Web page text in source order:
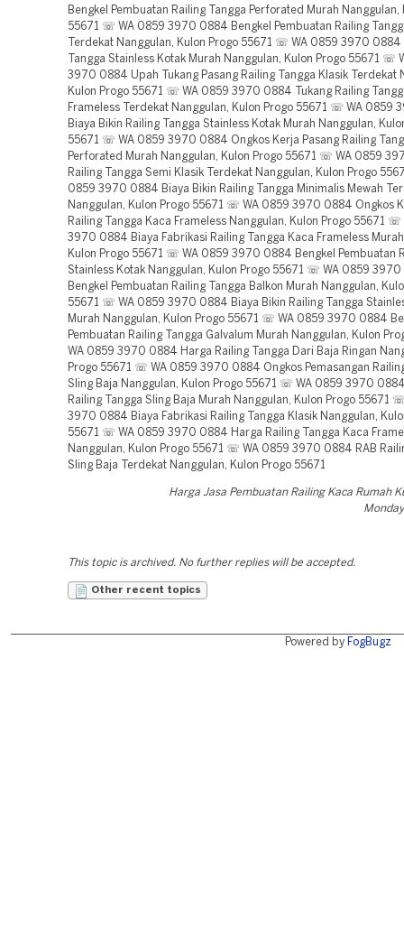
Bengkel Pembuatan Railing Tangga Perforated Murah Nanggulan,
55671 ☏ WA 0859 3970 0884 Bengkel Pembuatan Railing
Terdekat Nanggulan, Kulon Progo 55671 ☏ WA 0859 3970 0884
Tangga Stainless Kotak Murah Nanggulan, Kulon Progo 55671 ☏
3970 0884 Upah Tukang Pasang Railing Tangga Klasik Terdekat
Kulon Progo 55671 ☏ WA 0859 3970 0884 Tukang Railing
Frameless Terdekat Nanggulan, Kulon Progo 55671 ☏ WA 0859
Biaya Bikin Railing Tangga Stainless Kotak Murah Nanggulan,
55671 ☏ WA 0859 3970 0884 Ongkos Kerja Pasang Railing
Perforated Murah Nanggulan, Kulon Progo 55671 ☏ WA 0859
Railing Tangga Semi Klasik Terdekat Nanggulan, Kulon Progo
0859 3970 0884 Biaya Bikin Railing Tangga Minimalis Mewah
Nanggulan, Kulon Progo 55671 ☏ WA 0859 3970 0884 Ongkos
Railing Tangga Kaca Frameless Nanggulan, Kulon Progo 55671 ☏
3970 0884 Biaya Fabrikasi Railing Tangga Kaca Frameless
Kulon Progo 55671 ☏ WA 0859 3970 0884 Bengkel Pembuatan
Stainless Kotak Nanggulan, Kulon Progo 55671 ☏ WA 0859
Bengkel Pembuatan Railing Tangga Balkon Murah Nanggulan,
55671 ☏ WA 0859 3970 0884 Biaya Bikin Railing Tangga
Murah Nanggulan, Kulon Progo 55671 ☏ WA 0859 3970 0884
Pembuatan Railing Tangga Galvalum Murah Nanggulan, Kulon
WA 0859 3970 0884 Harga Railing Tangga Dari Baja Ringan
Progo 55671 ☏ WA 0859 3970 0884 Ongkos Pemasangan
Sling Baja Nanggulan, Kulon Progo 55671 ☏ WA 0859 3970
Railing Tangga Sling Baja Murah Nanggulan, Kulon Progo 55671
3970 0884 Biaya Fabrikasi Railing Tangga Klasik Nanggulan,
55671 ☏ WA 0859 3970 0884 Harga Railing Tangga Kaca
Nanggulan, Kulon Progo 55671 ☏ WA 0859 3970 0884 RAB
Sling Baja Terdekat Nanggulan, Kulon Progo 55671
Harga Jasa Pembuatan Railing Kaca Rumah
This topic is archived. No further replies will be accepted.
Other recent topics
Powered by FogBugz